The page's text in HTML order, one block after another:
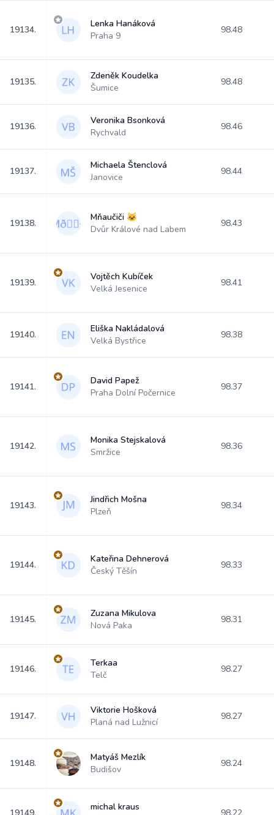
19134.
Lenka Hanáková
Praha 9
98.48
19135.
Zdeněk Koudelka
Šumice
98.48
19136.
Veronika Bsonková
Rychvald
98.46
19137.
Michaela Štenclová
Janovice
98.44
19138.
Mňaučiči 🐱
Dvůr Králové nad Labem
98.43
19139.
Vojtěch Kubíček
Velká Jesenice
98.41
19140.
Eliška Nakládalová
Velká Bystřice
98.38
19141.
David Papež
Praha Dolní Počernice
98.37
19142.
Monika Stejskalová
Smržice
98.36
19143.
Jindřich Mošna
Plzeň
98.34
19144.
Kateřina Dehnerová
Český Těšín
98.33
19145.
Zuzana Mikulova
Nová Paka
98.31
19146.
Terkaa
Telč
98.27
19147.
Viktorie Hošková
Planá nad Lužnicí
98.27
19148.
Matyáš Mezlík
Budišov
98.24
michal kraus